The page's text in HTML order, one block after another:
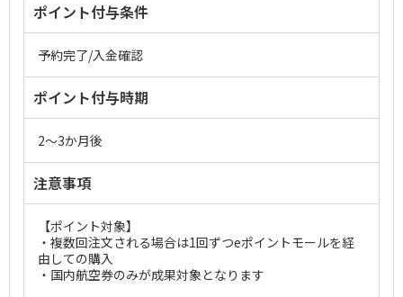
ポイント付与条件
予約完了/入金確認
ポイント付与時期
2～3か月後
注意事項
【ポイント対象】
・複数回注文される場合は1回ずつeポイントモールを経
由しての購入
・国内航空券のみが成果対象となります